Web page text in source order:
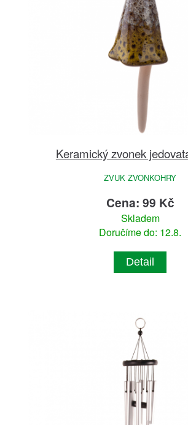
Keramický zvonek
ZVUK ZVONKOHRY
Cena: 99 Kč
Skladem
Doručíme do: 12.8.
Detail